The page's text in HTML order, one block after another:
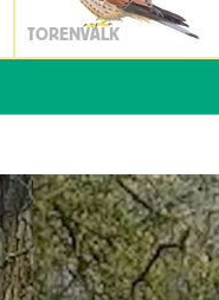
TORENVALK